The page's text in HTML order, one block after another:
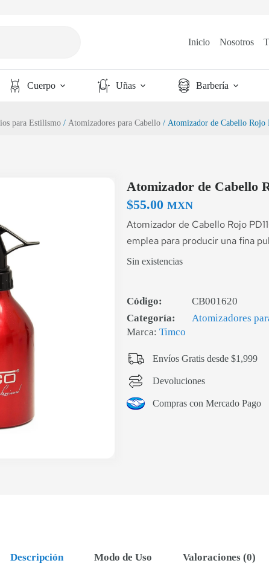
Inicio Nosotros
Cuerpo Uñas Barbería
para Estilismo /Atomizadores para Cabello / Atomizador de Cabello Rojo
Atomizador de Cabello
$55.00 MXN
Atomizador de Cabello Rojo
emplea para producir una fina
Sin existencias
Código:
CB001620
Categoría:
Atomizadores
Marca: Timco
Envíos Gratis desde $1,999
Devoluciones
Compras con Mercado Pago
Descripción Modo de Uso Valoraciones (0)